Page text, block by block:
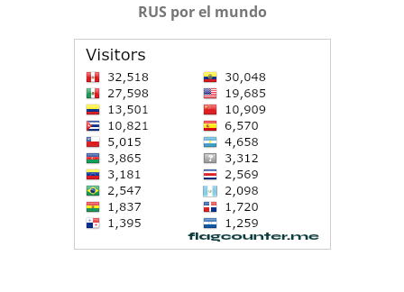
RUS por el mundo